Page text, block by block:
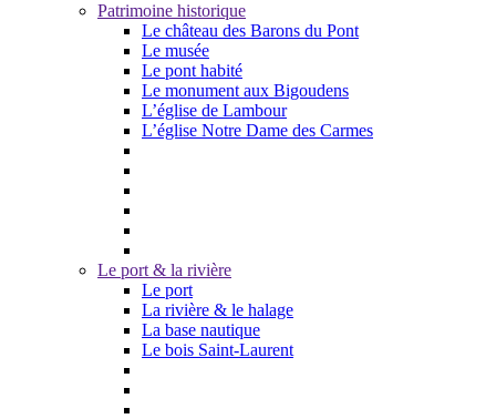
Patrimoine historique
Le château des Barons du Pont
Le musée
Le pont habité
Le monument aux Bigoudens
L’église de Lambour
L’église Notre Dame des Carmes
Le port & la rivière
Le port
La rivière & le halage
La base nautique
Le bois Saint-Laurent